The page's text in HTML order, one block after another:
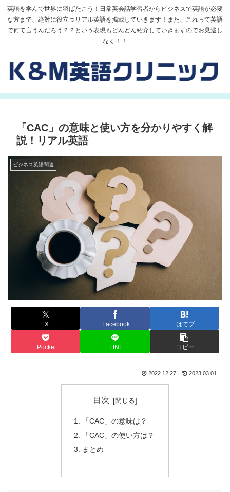
英語を学んで世界に羽ばたこう！日常英会話学習者からビジネスで英語が必要
な方まで、絶対に役立つリアル英語を掲載していきます！また、これって英語
で何て言うんだろう？？という表現もどんどん紹介していきますのでお見逃し
なく！！
「CAC」の意味と使い方を分かりやすく解
説！リアル英語
ビジネス英語関連
X Facebook はてブ
Pocket LINE コピー
2022.12.27 2023.03.01
目次
「CAC」の意味は？
「CAC」の使い方は？
まとめ